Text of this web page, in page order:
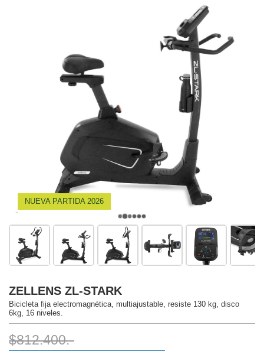
NUEVA PARTIDA 2026
ZELLENS ZL-STARK
Bicicleta fija electromagnética, multiajustable, resiste 130 kg, disco
6kg, 16 niveles.
$812.400.-